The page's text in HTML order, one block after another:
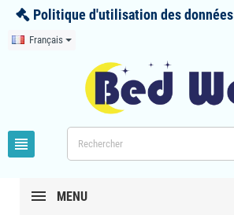
Politique d'utilisation des données
Français
view_headline
MENU